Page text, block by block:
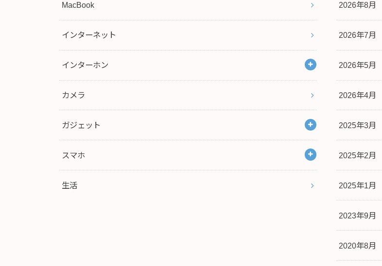
MacBook
インターネット
インターホン
カメラ
ガジェット
スマホ
生活
2026年8月
2026年7月
2026年5月
2026年4月
2025年3月
2025年2月
2025年1月
2023年9月
2020年8月